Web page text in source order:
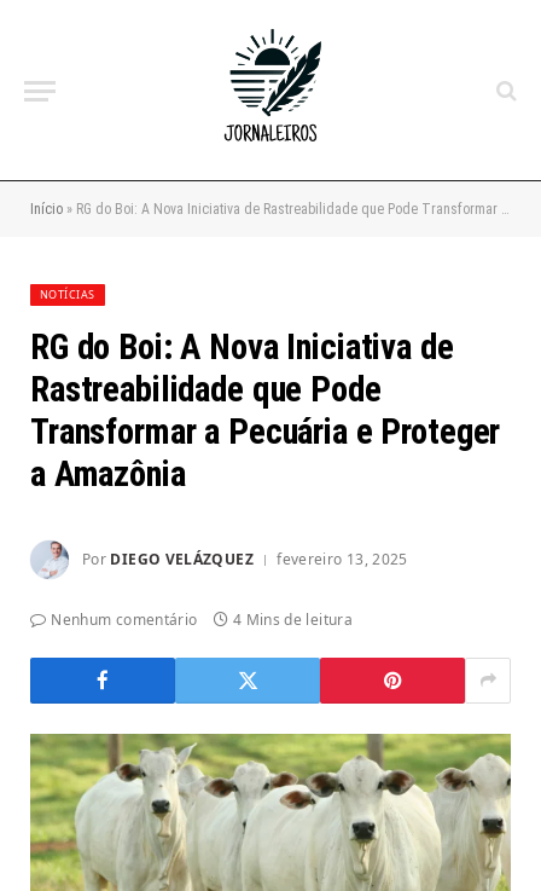
Início » RG do Boi: A Nova Iniciativa de Rastreabilidade que Pode Transformar a Pecuária e Proteger a Amazônia
NOTÍCIAS
RG do Boi: A Nova Iniciativa de
Rastreabilidade que Pode
Transformar a Pecuária e Proteger
a Amazônia
Por DIEGO VELÁZQUEZ fevereiro 13, 2025
Nenhum comentário 4 Mins de leitura